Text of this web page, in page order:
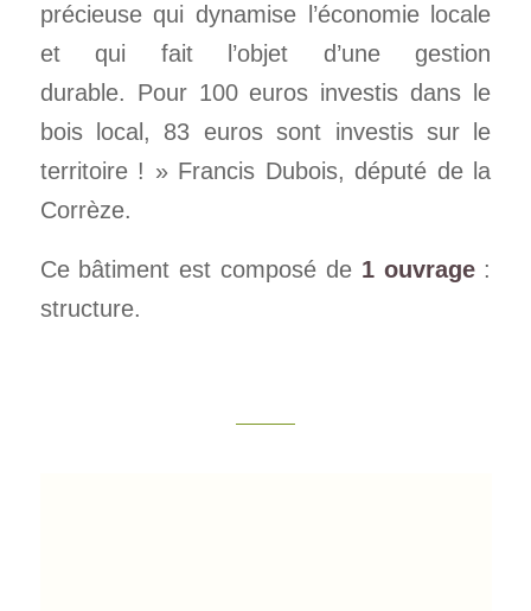
précieuse qui dynamise l’économie locale
et qui fait l’objet d’une gestion
durable. Pour 100 euros investis dans le
bois local, 83 euros sont investis sur le
territoire ! » Francis Dubois, député de la
Corrèze.
Ce bâtiment est composé de 1 ouvrage :
structure.